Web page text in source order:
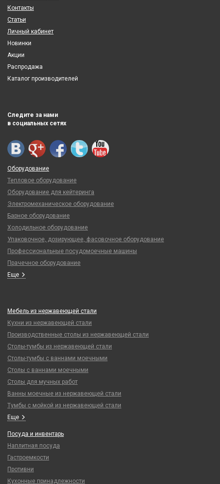
Контакты
Статьи
Личный кабинет
Новинки
Акции
Распродажа
Каталог производителей
Следите за нами
в социальных сетях
Оборудование
Тепловое оборудование
Оборудование для кейтеринга
Электромеханическое оборудование
Барное оборудование
Холодильное оборудование
Упаковочное, дозирующее, фасовочное оборудование
Профессиональные посудомоечные машины
Прачечное оборудование
Еще
Мебель из нержавеющей стали
Кухни из нержавеющей стали
Производственные столы из нержавеющей стали
Столы-тумбы из нержавеющей стали
Столы-тумбы с ваннами моечными
Столы с ваннами моечными
Столы для мучных работ
Ванны моечные из нержавеющей стали
Тумбы с мойкой из нержавеющей стали
Еще
Посуда и инвентарь
Наплитная посуда
Гастроемкости
Противни
Кухонные принадлежности